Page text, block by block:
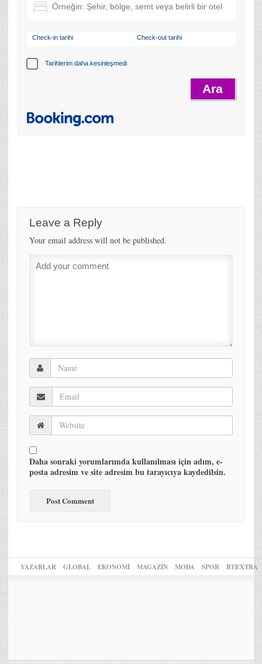
Check-in tarihi Check-out tarihi
Tarihlerim daha kesinleşmedi
Leave a Reply
Your email address will not be published.
Daha sonraki yorumlarımda kullanılması için adım, e-
posta adresim ve site adresim bu tarayıcıya kaydedilsin.
YAZARLAR GLOBAL EKONOMİ MAGAZİN MODA SPOR BT|EXTRA